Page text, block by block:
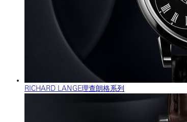
RICHARD LANGE理查朗格系列